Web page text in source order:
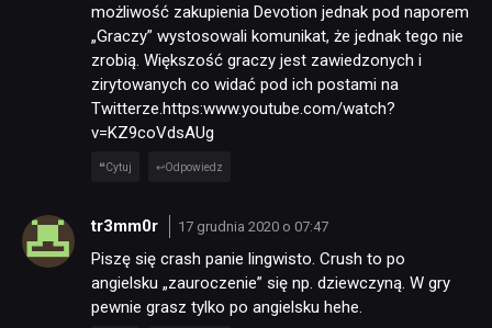
możliwość zakupienia Devotion jednak pod naporem
„Graczy” wystosowali komunikat, że jednak tego nie
zrobią. Większość graczy jest zawiedzonych i
zirytowanych co widać pod ich postami na
Twitterze.https:www.youtube.com/watch?
v=KZ9coVdsAUg
Cytuj Odpowiedz
tr3mm0r 17 grudnia 2020 o 07:47
Piszę się crash panie lingwisto. Crush to po
angielsku „zauroczenie” się np. dziewczyną. W gry
pewnie grasz tylko po angielsku hehe.